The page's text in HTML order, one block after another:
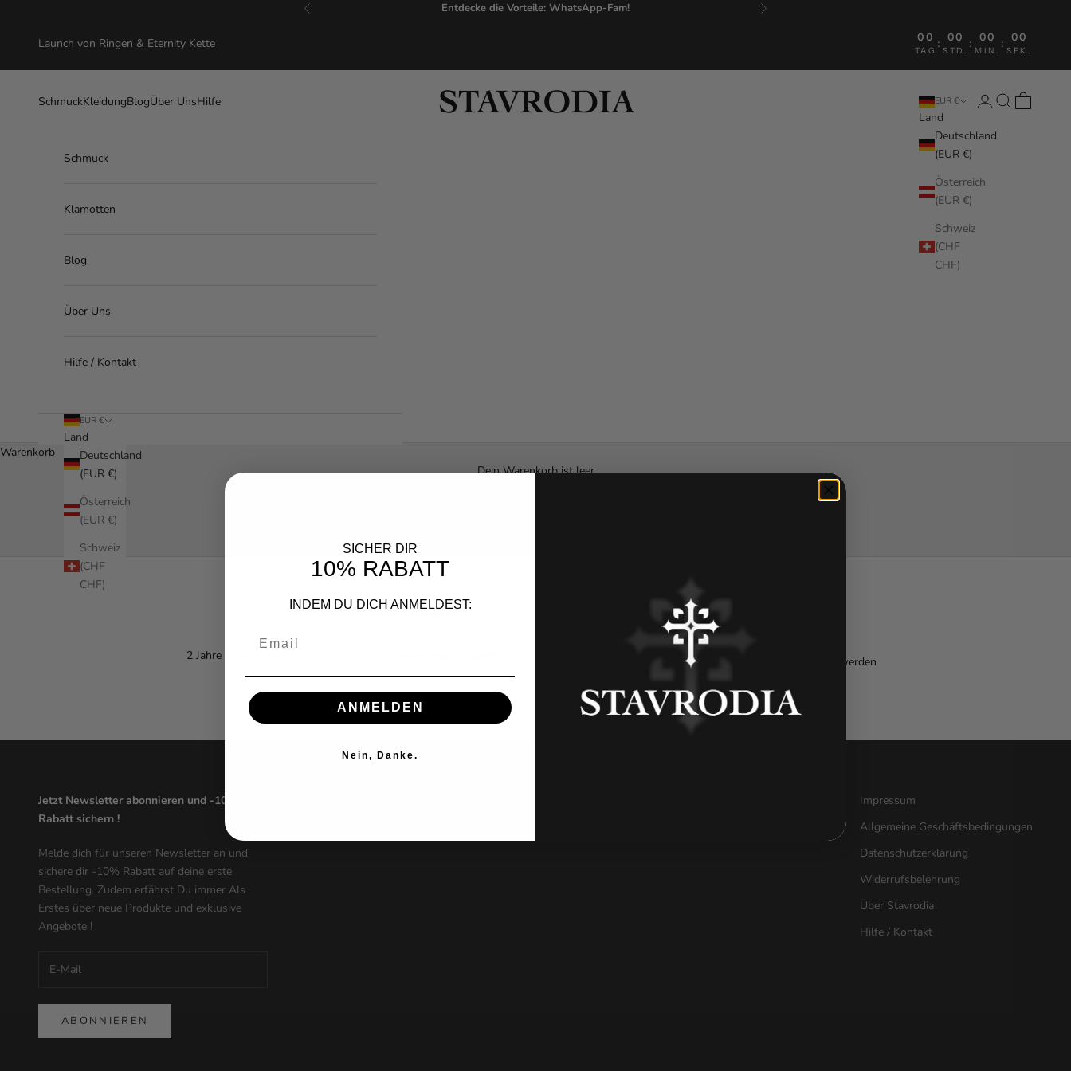
Zurück Entdecke die Vorteile: WhatsApp-Fam! Vor
Launch von Ringen & Eternity Kette 00
TAG
: 00
STD.
: 00
MIN.
: 00
SEK.
Stavrodia
SchmuckKleidungBlogÜber UnsHilfe EUR €
Land
Deutschland
(EUR €)
Österreich
(EUR €)
Schweiz
(CHF
CHF)
Anmelden
SuchenWarenkorb
Schmuck
Klamotten
Blog
Über Uns
Hilfe / Kontakt
EUR €
Land
Deutschland
(EUR €)
Österreich
(EUR €)
Schweiz
(CHF
CHF)
Warenkorb
Dein Warenkorb ist leer
2 Jahre Garantie auf Schmuck
Verfolgte Christen werden
Jetzt Newsletter abonnieren und -10%
Rabatt sichern !
Melde dich für unseren Newsletter an und
sichere dir -10% Rabatt auf deine erste
Bestellung. Zudem erfährst Du immer Als
Erstes über neue Produkte und exklusive
Angebote !
ABONNIEREN
Impressum
Allgemeine Geschäftsbedingungen
Datenschutzerklärung
Widerrufsbelehrung
Über Stavrodia
Hilfe / Kontakt
SICHER DIR
10% RABATT
INDEM DU DICH ANMELDEST:
ANMELDEN
Nein, Danke.